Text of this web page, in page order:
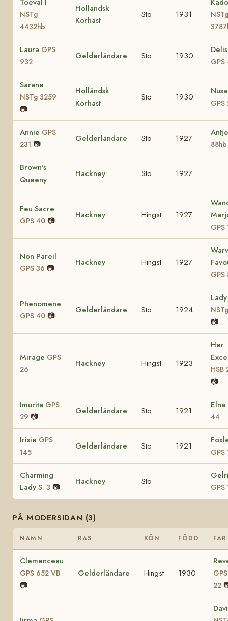
Toeval I
NSTg
4432hb
Holländsk
Körhäst
Sto 1931
NSTg
Laura GPS
932
Gelderländare Sto 1930
Sarane
NSTg 3259
📷
Holländsk
Körhäst
Sto 1930
Annie GPS
231 📷
Gelderländare Sto 1927
88hb
Brown's
Queeny
Hackney Sto 1927
Feu Sacre
GPS 40 📷
Hackney Hingst 1927
GPS
Non Pareil
GPS 36 📷
Hackney Hingst 1927
GPS
Phenomene
GPS 40 📷
Gelderländare Sto 1924
📷
Mirage GPS
26
Hackney Hingst 1923
Her
HSB
📷
Imurita GPS
29 📷
Gelderländare Sto 1921
Elna
44
Irisie GPS
145
Gelderländare Sto 1921
GPS
Charming
Lady S. 3 📷
Hackney Sto
GPS
PÅ MODERSIDAN (3)
NAMN RAS KÖN FÖDD FAR
Clemenceau
GPS 652 VB
📷
Gelderländare Hingst 1930
GPS
22